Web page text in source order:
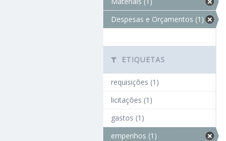
Despesas e Orçamentos (1)
ETIQUETAS
requisições (1)
licitações (1)
gastos (1)
empenhos (1)